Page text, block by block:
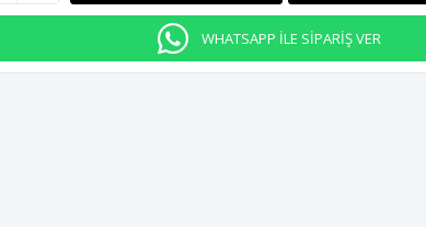
WHATSAPP İLE SİPARİŞ VER